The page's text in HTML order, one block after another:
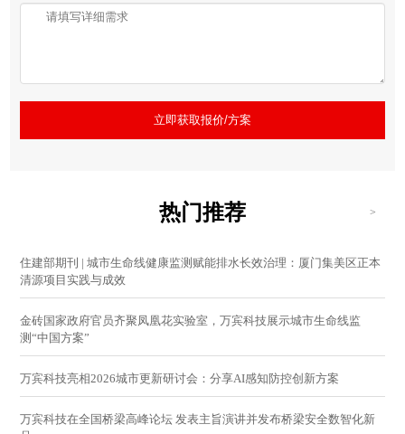
立即获取报价/方案
热门推荐 >
住建部期刊 | 城市生命线健康监测赋能排水长效治理：厦门集美区正本
清源项目实践与成效
金砖国家政府官员齐聚凤凰花实验室，万宾科技展示城市生命线监
测“中国方案”
万宾科技亮相2026城市更新研讨会：分享AI感知防控创新方案
万宾科技在全国桥梁高峰论坛 发表主旨演讲并发布桥梁安全数智化新